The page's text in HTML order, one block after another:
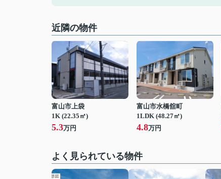
近隣の物件
富山市上袋
1K (22.35㎡)
5.3万円
富山市水橋舘町
1LDK (48.27㎡)
4.8万円
よく見られている物件